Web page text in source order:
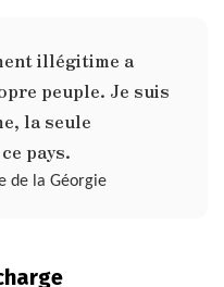
illégitime a
peuple. Je suis
la seule
pays.
de la Géorgie